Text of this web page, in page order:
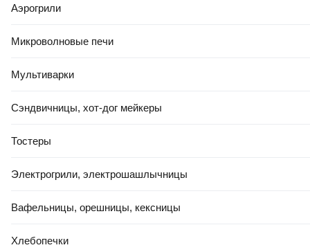
Аэрогрили
Микроволновые печи
Мультиварки
Сэндвичницы, хот-дог мейкеры
Тостеры
Электрогрили, электрошашлычницы
Вафельницы, орешницы, кексницы
Хлебопечки